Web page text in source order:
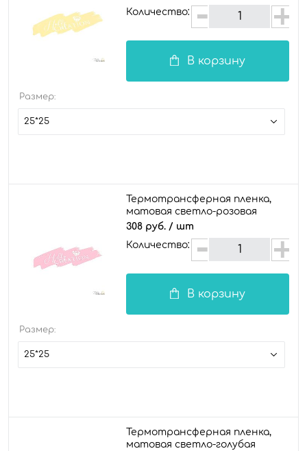
Количество:
В корзину
Размер:
25*25
Термотрансферная пленка,
матовая светло-розовая
308 руб. / шт
Количество:
В корзину
Размер:
25*25
Термотрансферная пленка,
матовая светло-голубая